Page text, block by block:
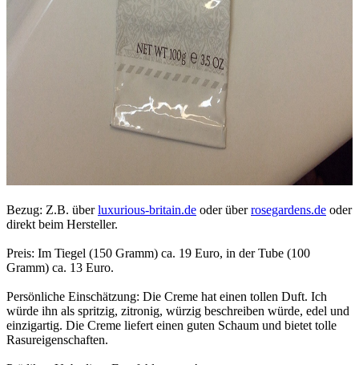
Bezug: Z.B. überluxurious-britain.de oder überrosegardens.de oder
direkt beim Hersteller.
Preis: Im Tiegel (150 Gramm) ca. 19 Euro, in der Tube (100
Gramm) ca. 13 Euro.
Persönliche Einschätzung: Die Creme hat einen tollen Duft. Ich
würde ihn als spritzig, zitronig, würzig beschreiben würde, edel und
einzigartig. Die Creme liefert einen guten Schaum und bietet tolle
Rasureigenschaften.